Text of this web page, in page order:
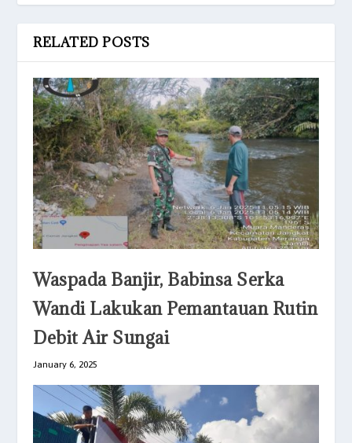
RELATED POSTS
Waspada Banjir, Babinsa Serka
Wandi Lakukan Pemantauan Rutin
Debit Air Sungai
January 6, 2025